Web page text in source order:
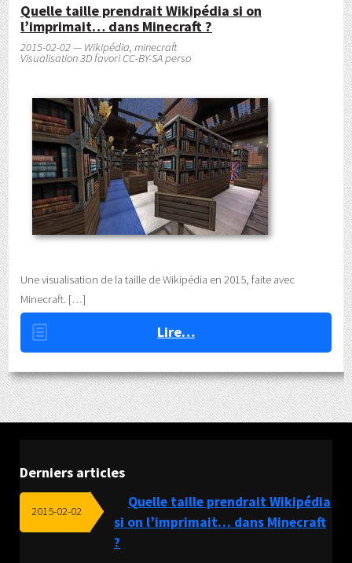
Quelle taille prendrait Wikipédia si on
l’imprimait… dans Minecraft ?
2015-02-02 — Wikipédia, minecraft
Visualisation 3D favori CC-BY-SA perso
Une visualisation de la taille de Wikipédia en 2015, faite avec
Minecraft.
Lire…
Derniers articles
2015-02-02
Quelle taille prendrait Wikipédia
si on l’imprimait… dans Minecraft
?